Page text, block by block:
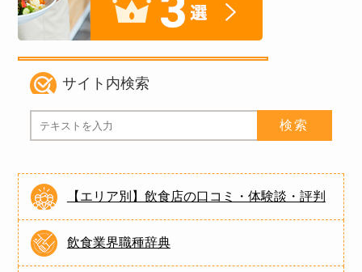
サイト内検索
【エリア別】飲食店の口コミ・体験談・評判
飲食業界職種辞典